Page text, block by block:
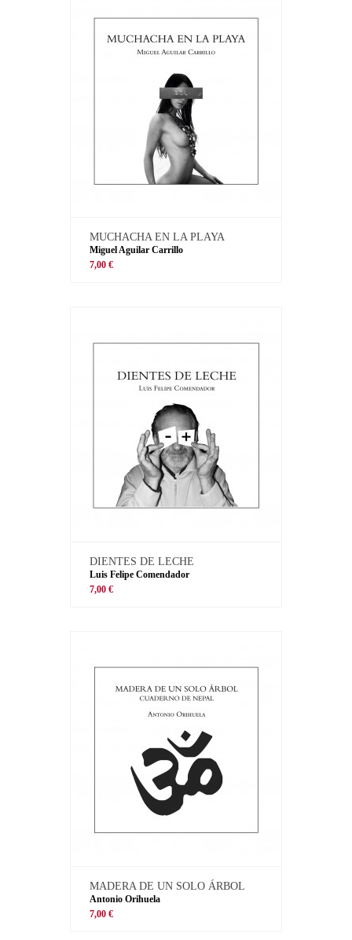
MUCHACHA EN LA PLAYA
Miguel Aguilar Carrillo
7,00 €
DIENTES DE LECHE
Luis Felipe Comendador
7,00 €
MADERA DE UN SOLO ÁRBOL
Antonio Orihuela
7,00 €